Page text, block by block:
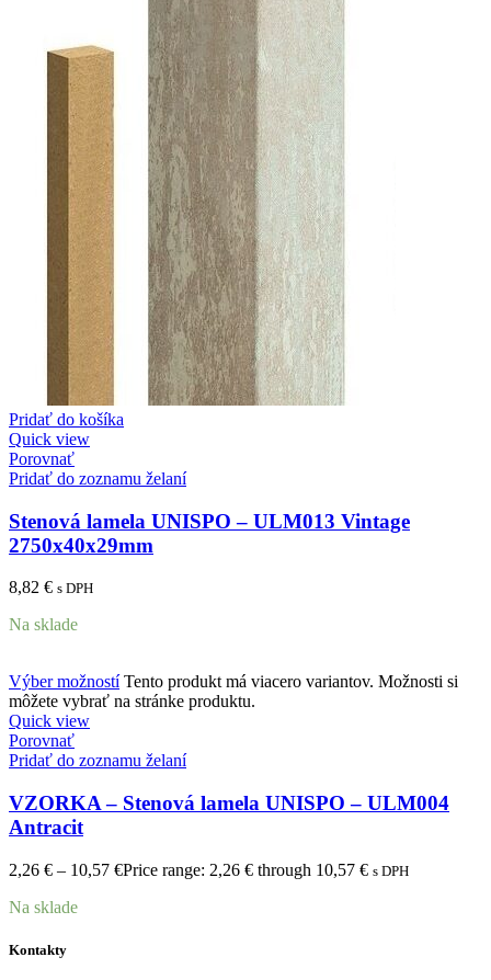
Pridať do košíka
Quick view
Porovnať
Pridať do zoznamu želaní
Stenová lamela UNISPO – ULM013 Vintage
2750x40x29mm
8,82 € s DPH
Na sklade
Výber možností Tento produkt má viacero variantov. Možnosti si
môžete vybrať na stránke produktu.
Quick view
Porovnať
Pridať do zoznamu želaní
VZORKA – Stenová lamela UNISPO – ULM004
Antracit
2,26 € – 10,57 €Price range: 2,26 € through 10,57 € s DPH
Na sklade
Kontakty